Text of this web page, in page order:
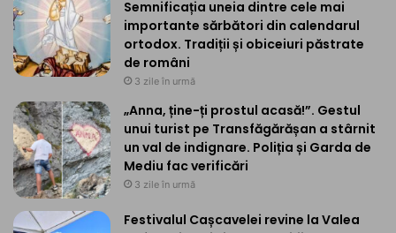
Semnificația uneia dintre cele mai
importante sărbători din calendarul
ortodox. Tradiții și obiceiuri păstrate
de români
3 zile în urmă
„Anna, ține-ți prostul acasă!”. Gestul
unui turist pe Transfăgărășan a stârnit
un val de indignare. Poliția și Garda de
Mediu fac verificări
3 zile în urmă
Festivalul Cașcavelei revine la Valea